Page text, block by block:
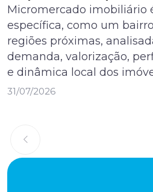
Micromercado imobiliário
específica, como um
regiões próximas,
demanda, valorização,
e dinâmica local dos
31/07/2026